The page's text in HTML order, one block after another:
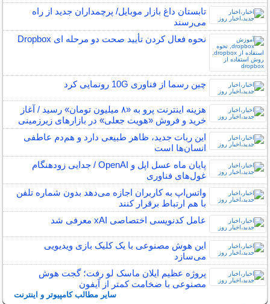
تابستان داغ بازار موبایل/ پرچمداران جدید از راه
می‌رسند
نحوه فعال کردن تأیید صحت دو مرحله ای Dropbox
چین رسما از فناوری 10G رونمایی کرد
هزینه اینترنت پرو به «۸ میلیون تومان» رسید / آغاز
خرید و فروش «هویت جعلی» در بازارهای زیرزمینی
این ربات جدید، ظاهر طبیعی دارد و هم‌دم عاطفی
انسان‌ها است
پایان ماه عسل اپل و OpenAI / جدایی زودهنگام
غول‌های فناوری
واتس‌اپ به کاربران اجازه می‌دهد بدون شماره تلفن
با هم ارتباط برقرار کنند
عامل کدنویسی اختصاصی xAI معرفی شد
این هوش مصنوعی با یک کلیک بازی ویدیویی
می‌سازد
پروژه عظیم ایلان ماسک لو رفت؛ گجت هوش
مصنوعی با ضخامت کمتر از آیفون
سایر مطالب کامپیوتر و اینترنت